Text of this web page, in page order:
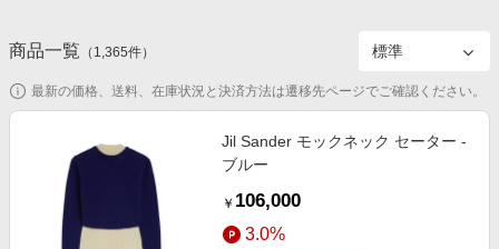
食品・スイーツ・お酒
コスメ・健康・医薬品
キッズ・ベビー用品
家電・PC・スマホ・カメラ
エンタメ
初回購入者限定特典
対象ストア新規限定特典
電子書籍特集
楽天ペイ導入ストア
楽天サービス特集
商品一覧 （ 1,365件）
最新の価格、送料、在庫状況と決済方法は遷移先ページでご確認ください。
Jil Sander モックネック セーター -
ブルー
￥ 106,000
3.0%